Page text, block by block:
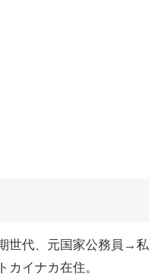
世代、元国家公務員→私
カイナカ在住。